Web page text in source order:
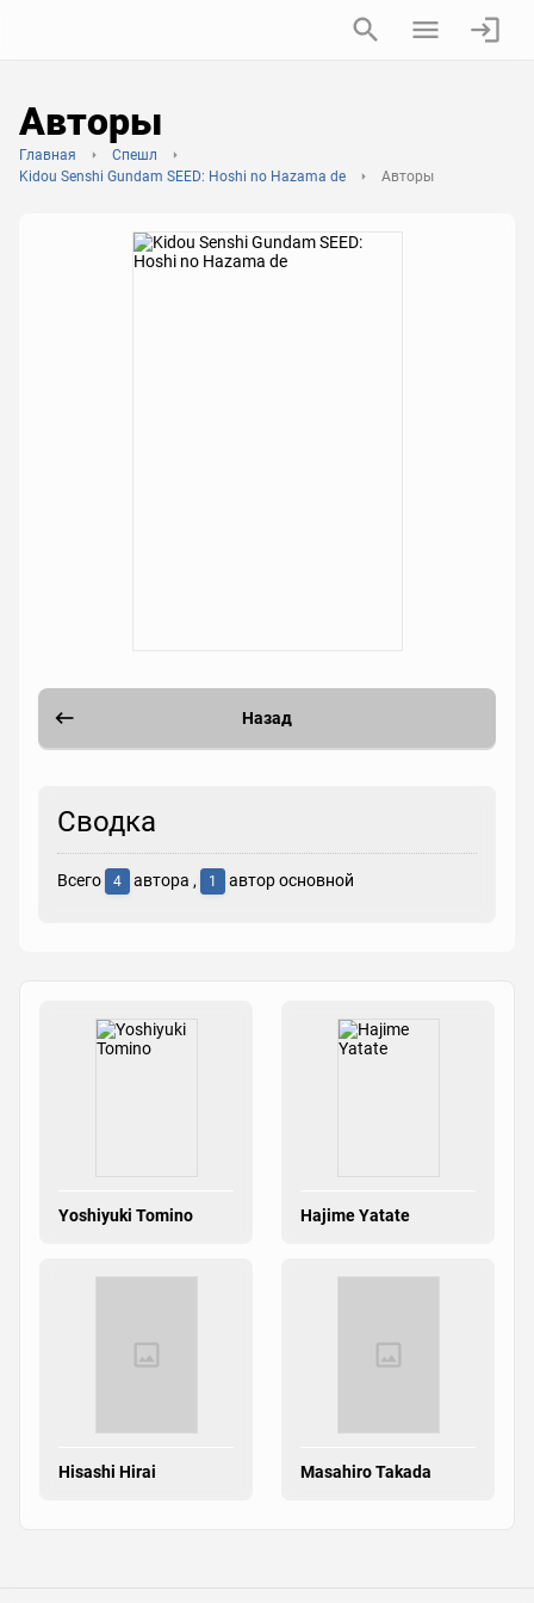
Авторы
Главная
Спешл
Kidou Senshi Gundam SEED: Hoshi no Hazama de
Авторы
Назад
Сводка
Всего 4 автора , 1 автор основной
Yoshiyuki Tomino Hajime Yatate
Hisashi Hirai Masahiro Takada